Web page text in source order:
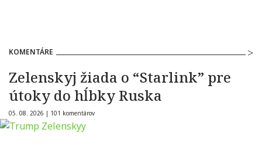
KOMENTÁRE
Zelenskyj žiada o “Starlink” pre
útoky do hĺbky Ruska
05. 08. 2026 | 101 komentárov